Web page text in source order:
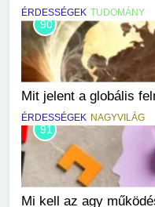
ÉRDESSÉGEK TUDOMÁNY
90
Mit jelent a globális
ÉRDESSÉGEK NAGYVILÁG
91
Mi kell az agy